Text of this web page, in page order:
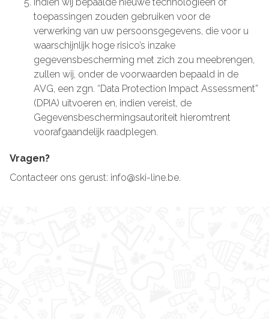
toepassingen zouden gebruiken voor de
verwerking van uw persoonsgegevens, die voor u
waarschijnlijk hoge risico’s inzake
gegevensbescherming met zich zou meebrengen,
zullen wij, onder de voorwaarden bepaald in de
AVG, een zgn. “Data Protection Impact Assessment”
(DPIA) uitvoeren en, indien vereist, de
Gegevensbeschermingsautoriteit hieromtrent
voorafgaandelijk raadplegen.
Vragen?
Contacteer ons gerust: info@ski-line.be.